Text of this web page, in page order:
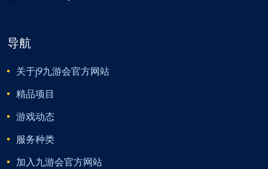
导航
关于j9九游会官方网站
精品项目
游戏动态
服务种类
加入九游会官方网站